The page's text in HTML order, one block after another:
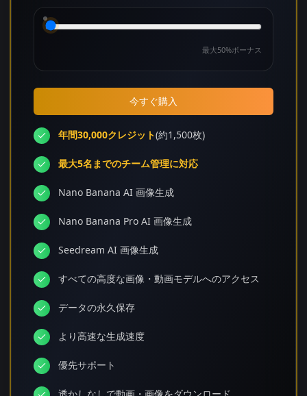
最大50%ボーナス
今すぐ購入
年間30,000クレジット(約1,500枚)
最大5名までのチーム管理に対応
Nano Banana AI 画像生成
Nano Banana Pro AI 画像生成
Seedream AI 画像生成
すべての高度な画像・動画モデルへのアクセス
データの永久保存
より高速な生成速度
優先サポート